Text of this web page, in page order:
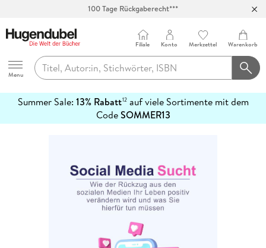
100 Tage Rückgaberecht***
Hugendubel
Menu
Filiale Konto Merkzettel Warenkorb
Summer Sale: 13% Rabatt12auf viele Sortimente mit dem
CodeSOMMER13
erfahren